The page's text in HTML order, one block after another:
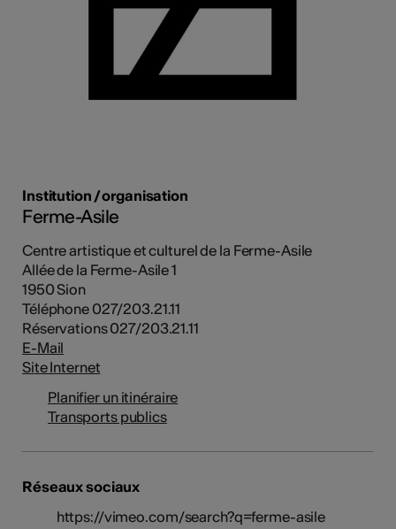
Institution / organisation
Ferme-Asile
Centre artistique et culturel de la Ferme-Asile
Allée de la Ferme-Asile 1
1950 Sion
Téléphone 027/203.21.11
Réservations 027/203.21.11
E-Mail
Site Internet
Planifier un itinéraire
Transports publics
Réseaux sociaux
https://vimeo.com/search?q=ferme-asile